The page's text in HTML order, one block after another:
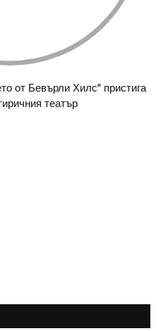
от Бевърли Хилс" пристига
театър